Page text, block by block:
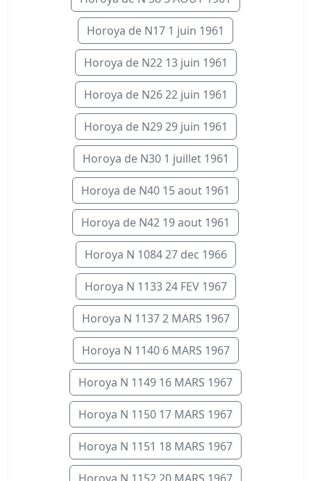
Horoya de N17 1 juin 1961
Horoya de N22 13 juin 1961
Horoya de N26 22 juin 1961
Horoya de N29 29 juin 1961
Horoya de N30 1 juillet 1961
Horoya de N40 15 aout 1961
Horoya de N42 19 aout 1961
Horoya N 1084 27 dec 1966
Horoya N 1133 24 FEV 1967
Horoya N 1137 2 MARS 1967
Horoya N 1140 6 MARS 1967
Horoya N 1149 16 MARS 1967
Horoya N 1150 17 MARS 1967
Horoya N 1151 18 MARS 1967